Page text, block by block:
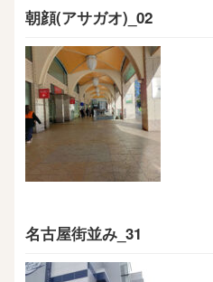
朝顔(アサガオ)_02
名古屋街並み_31